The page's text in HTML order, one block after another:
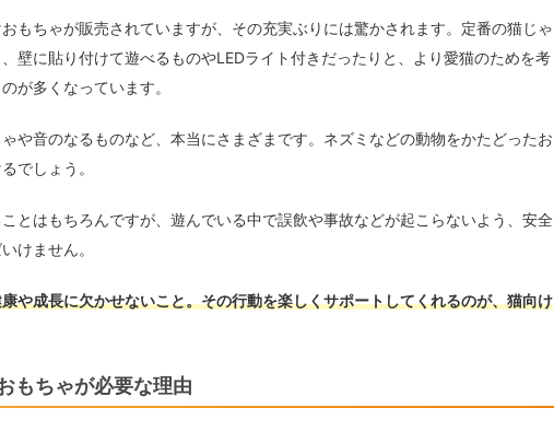
もちゃが販売されていますが、その充実ぶりには驚かされます。定番の猫じゃ
壁に貼り付けて遊べるものやLEDライト付きだったりと、より愛猫のためを考
が多くなっています。
や音のなるものなど、本当にさまざまです。ネズミなどの動物をかたどったお
でしょう。
とはもちろんですが、遊んでいる中で誤飲や事故などが起こらないよう、安全
けません。
や成長に欠かせないこと。その行動を楽しくサポートしてくれるのが、猫向け
もちゃが必要な理由